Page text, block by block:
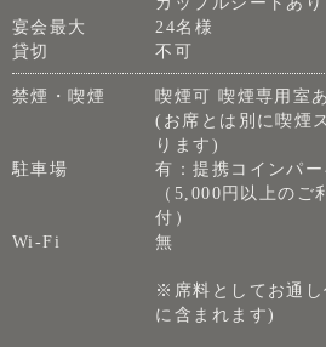
宴会最大
24名様
貸切
不可
禁煙・喫煙
喫煙可 喫煙専用室
(お席とは別に喫煙
ります)
駐車場
有：提携コインパ
（5,000円以上のご
付）
Wi-Fi
無
※席料としてお通
に含まれます)